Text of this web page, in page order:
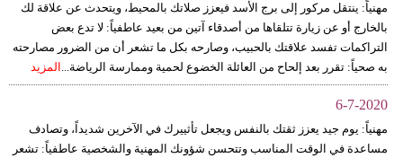
مهنياً: ينتقل مركور إلى برج الأسد فيعزز صلاتك بالمحيط، ويتحدث عن علاقة لك
بالخارج أو عن زيارة تتلقاها من أصدقاء آتين من بعيد عاطفياً: لا تدع بعض
التراكمات تفسد علاقتك بالحبيب، وصارحه بكل ما تشعر أن من الضرور مصارحته
به صحياً: تقرر بعد إلحاح من العائلة الخضوع لحمية وممارسة الرياضة... المزيد
6-7-2020
مهنياً: يوم جيد يعزز ثقتك بالنفس ويجعل تأثييرك في الآخرين شديداً، وتصادف
مساعدة في الوقت المناسب وتتحسن شؤونك المهنية والشخصية عاطفياً: تشعر